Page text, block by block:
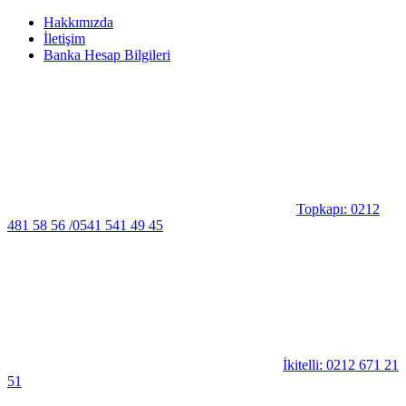
Hakkımızda
İletişim
Banka Hesap Bilgileri
Topkapı: 0212
481 58 56 /0541 541 49 45
İkitelli: 0212 671 21
51